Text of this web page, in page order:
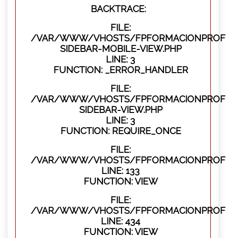
BACKTRACE:
FILE:
/VAR/WWW/VHOSTS/
SIDEBAR-MOBILE-VIEW.PHP
LINE: 3
FUNCTION: _ERROR_HANDLER
FILE:
/VAR/WWW/VHOSTS/
SIDEBAR-VIEW.PHP
LINE: 3
FUNCTION: REQUIRE_ONCE
FILE:
/VAR/WWW/VHOSTS/
LINE: 133
FUNCTION: VIEW
FILE:
/VAR/WWW/VHOSTS/
LINE: 434
FUNCTION: VIEW